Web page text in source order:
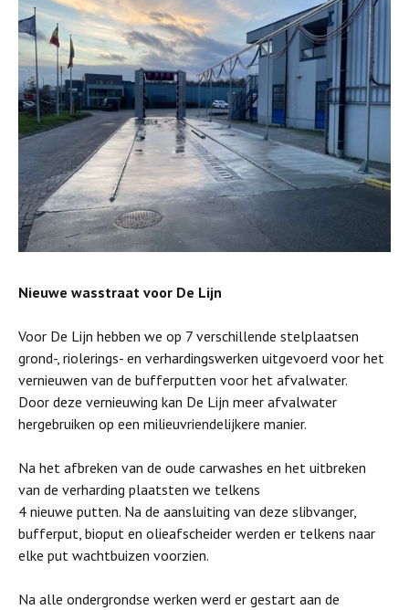
Nieuwe wasstraat voor De Lijn
Voor De Lijn hebben we op 7 verschillende stelplaatsen
grond-, riolerings- en verhardingswerken uitgevoerd voor het
vernieuwen van de bufferputten voor het afvalwater.
Door deze vernieuwing kan De Lijn meer afvalwater
hergebruiken op een milieuvriendelijkere manier.
Na het afbreken van de oude carwashes en het uitbreken
van de verharding plaatsten we telkens
4 nieuwe putten. Na de aansluiting van deze slibvanger,
bufferput, bioput en olieafscheider werden er telkens naar
elke put wachtbuizen voorzien.
Na alle ondergrondse werken werd er gestart aan de